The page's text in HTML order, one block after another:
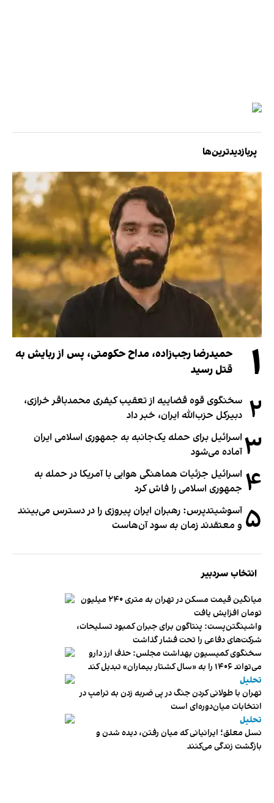
پربازدیدترین‌ها
۱
حمیدرضا رجب‌زاده، مداح حکومتی، پس از ربایش به
قتل رسید
۲ سخنگوی قوه قضاییه از تعقیب کیفری محمدباقر خرازی،
دبیر‌کل حزب‌الله ایران، خبر داد
۳ اسرائیل برای حمله یک‌جانبه به جمهوری اسلامی ایران
آماده می‌شود
۴ اسرائیل جزئیات هماهنگی هوایی با آمریکا در حمله به
جمهوری اسلامی را فاش کرد
۵ آسوشیتدپرس: رهبران ایران پیروزی را در دسترس می‌بینند
و معتقدند زمان به سود آن‌هاست
انتخاب سردبیر
میانگین قیمت مسکن در تهران به متری ۲۴۰ میلیون
تومان افزایش یافت
واشینگتن‌پست: پنتاگون برای جبران کمبود تسلیحات،
شرکت‌های دفاعی را تحت فشار گذاشت
سخنگوی کمیسیون بهداشت مجلس: حذف ارز دارو
می‌تواند ۱۴۰۶ را به «سال کشتار بیماران» تبدیل کند
تحلیل
تهران با طولانی کردن جنگ در پی ضربه زدن به ترامپ در
انتخابات میان‌دوره‌ای است
تحلیل
نسل معلق؛ ایرانیانی که میان رفتن، دیده شدن و
بازگشت زندگی می‌کنند